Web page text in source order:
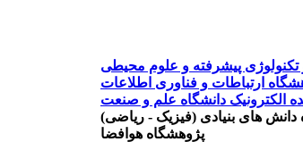
پیشرفته و علوم محیطی
ارتباطات و فناوری اطلاعات
الکترونیک دانشگاه علم و صنعت
دانش های بنیادی (فیزیک - ریاضی)
پژوهشگاه هوافضا